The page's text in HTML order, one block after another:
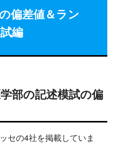
偏差値＆ラン
編
部の記述模試の偏
セの4社を掲載していま